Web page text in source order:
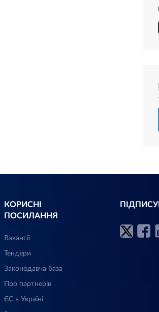
КОРИСНІ
ПОСИЛАННЯ
Вакансії
Тендери
Законодавча база
Про партнерів
ЄС в Україні